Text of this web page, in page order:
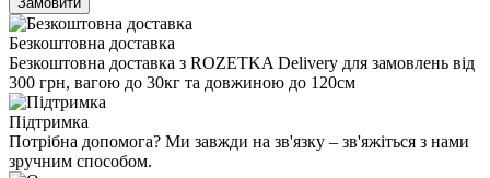
Безкоштовна доставка
Безкоштовна доставка з ROZETKA Delivery для замовлень від
300 грн, вагою до 30кг та довжиною до 120см
Підтримка
Потрібна допомога? Ми завжди на зв'язку – зв'яжіться з нами
зручним способом.